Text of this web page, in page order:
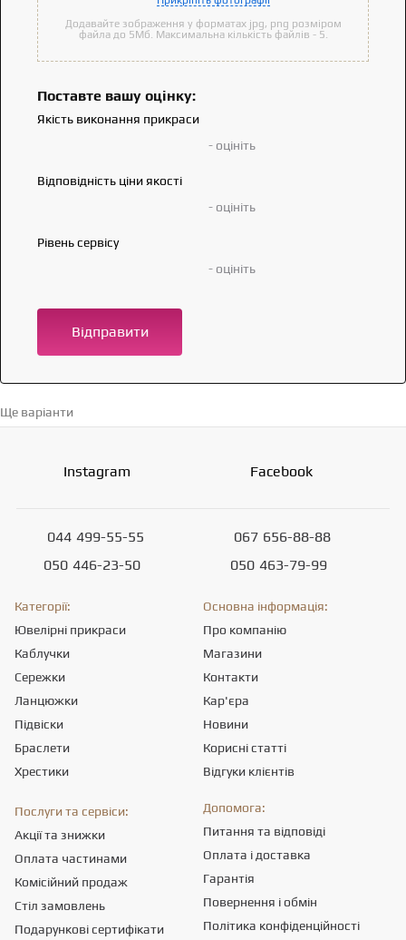
Додавайте зображення у форматах jpg, png розміром
файла до 5Мб. Максимальна кількість файлів - 5.
Поставте вашу оцінку:
Якість виконання прикраси
- оцініть
Відповідність ціни якості
- оцініть
Рівень сервісу
- оцініть
Відправити
Ще варіанти
Instagram Facebook
044 499-55-55
050 446-23-50
067 656-88-88
050 463-79-99
Категорії:
Ювелірні прикраси
Каблучки
Сережки
Ланцюжки
Підвіски
Браслети
Хрестики
Основна інформація:
Про компанію
Магазини
Контакти
Кар'єра
Новини
Корисні статті
Відгуки клієнтів
Послуги та сервіси:
Акції та знижки
Оплата частинами
Комісійний продаж
Стіл замовлень
Подарункові сертифікати
Допомога:
Питання та відповіді
Оплата і доставка
Гарантія
Повернення і обмін
Політика конфіденційності